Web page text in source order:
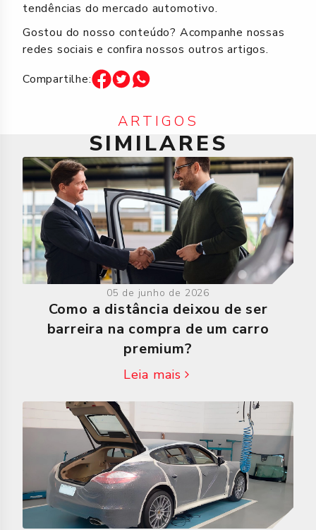
tendências do mercado automotivo.
Gostou do nosso conteúdo? Acompanhe nossas
redes sociais e confira nossos outros artigos.
Compartilhe:
ARTIGOS
SIMILARES
05 de junho de 2026
Como a distância deixou de ser
barreira na compra de um carro
premium?
Leia mais